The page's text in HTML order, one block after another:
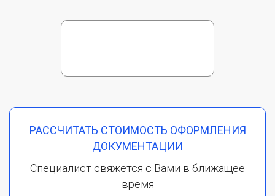
РАССЧИТАТЬ СТОИМОСТЬ ОФОРМЛЕНИЯ
ДОКУМЕНТАЦИИ
Специалист свяжется с Вами в ближащее
время